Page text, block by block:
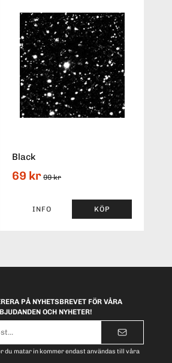
Black
69 kr 99 kr
INFO KÖP
PÅ NYHETSBREVET FÖR VÅRA
OCH NYHETER!
du matar in kommer endast användas till våra